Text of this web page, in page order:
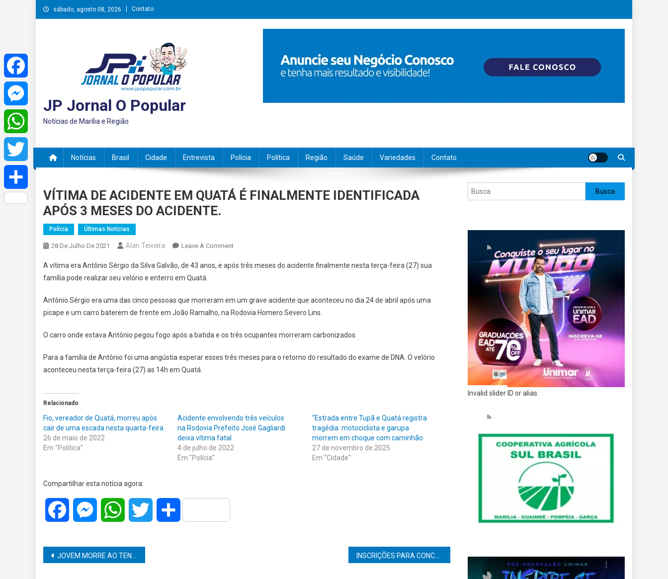
Skip
to
sábado, agosto 08, 2026 Contato
JP Jornal O Popular
Notícias de Marília e Região
Notícias Brasil Cidade Entrevista Polícia Política Região Saúde Variedades Contato
VÍTIMA DE ACIDENTE EM QUATÁ É FINALMENTE IDENTIFICADA
APÓS 3 MESES DO ACIDENTE.
Polícia Últimas Notícias
28 De Julho De 2021 Alan Teixeira Leave A CommentOn
DE
QUATÁ
É
IDENTIFICADA
3
A vítima era Antônio Sérgio da Silva Galvão, de 43 anos, e após três meses do acidente finalmente nesta terça-feira (27) sua
família pode realizar seu velório e enterro em Quatá.
Antônio Sérgio era uma das cinco pessoas que morreram em um grave acidente que aconteceu no dia 24 de abril após uma
picape e um carro baterem de frente em João Ramalho, na Rodovia Homero Severo Lins.
O carro onde estava Antônio pegou fogo após a batida e os três ocupantes morreram carbonizados.
Para a família de Antônio foi uma angústia esperar esses três meses para o retorno do resultado do exame de DNA. O velório
aconteceu nesta terça-feira (27) as 14h em Quatá.
Relacionado
Fio, vereador de Quatá, morreu após
cair de uma escada nesta quarta-feira
26 de maio de 2022
Em "Política"
Acidente envolvendo três veículos
na Rodovia Prefeito José Gagliardi
deixa vítima fatal
4 de julho de 2022
Em "Polícia"
“Estrada entre Tupã e Quatá registra
tragédia: motociclista e garupa
morrem em choque com caminhão
27 de novembro de 2025
Em "Cidade"
Compartilhar esta notícia agora:
Facebook MessengerWhatsAppTwitter Share
Navegação
de
JOVEM MORRE AO TENTAR GRAVAR DANÇA PARA REDES SOCIAIS
Pesquisar Busca
Invalid slider ID or alias.
Facebook
Messenger
WhatsApp
Twitter
Share